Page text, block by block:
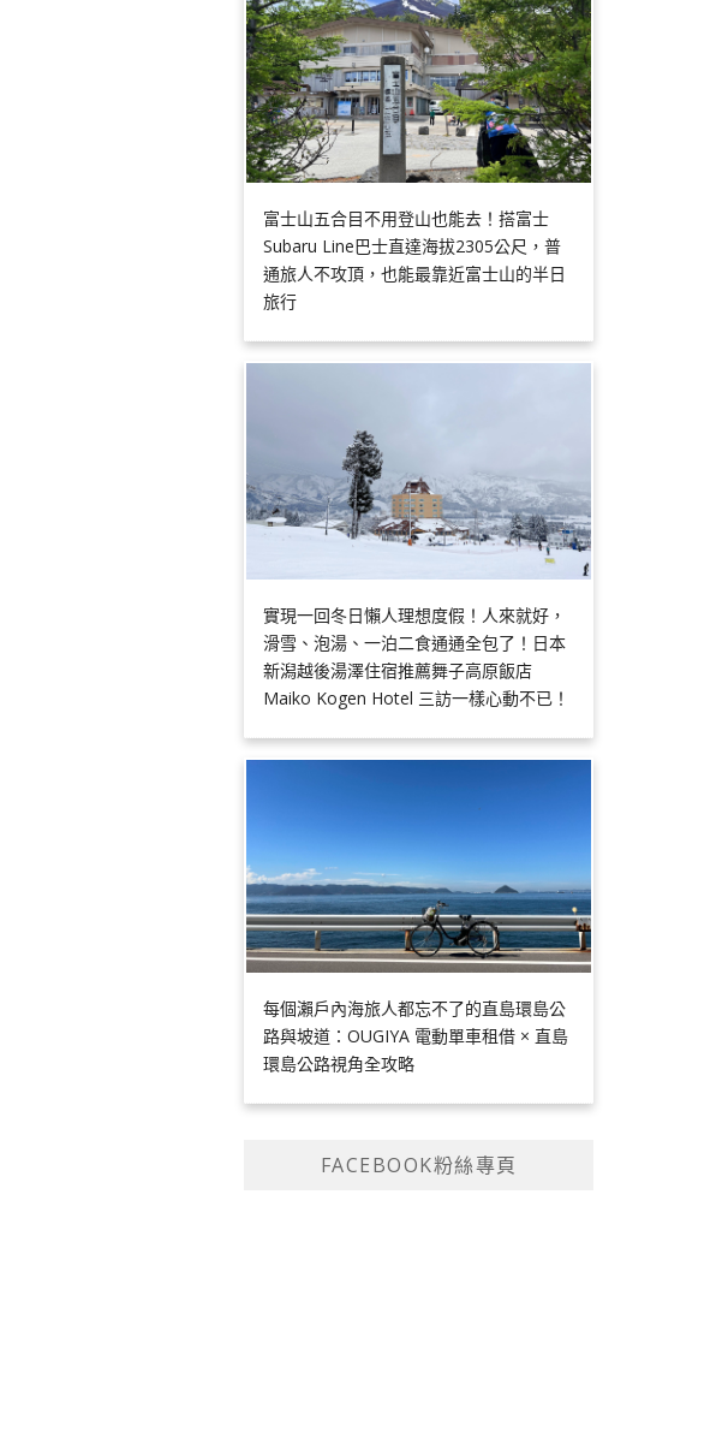
富士山五合目不用登山也能去！搭富士
Subaru Line巴士直達海拔2305公尺，普
通旅人不攻頂，也能最靠近富士山的半日
旅行
實現一回冬日懶人理想度假！人來就好，
滑雪、泡湯、一泊二食通通全包了！日本
新潟越後湯澤住宿推薦舞子高原飯店
Maiko Kogen Hotel 三訪一樣心動不已！
每個瀨戶內海旅人都忘不了的直島環島公
路與坡道：OUGIYA 電動單車租借 × 直島
環島公路視角全攻略
FACEBOOK粉絲專頁